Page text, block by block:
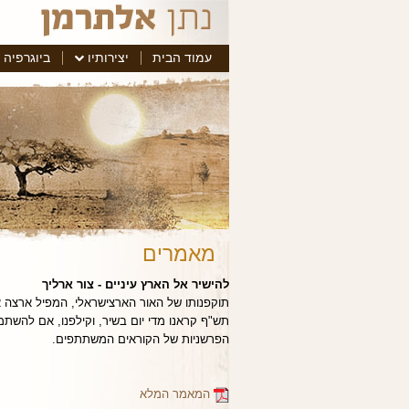
עמוד הבית יצירותיו ביוגרפיה
מאמרים
להישיר אל הארץ עיניים - צור ארליך
תוקפנותו של האור הארצישראלי, המפיל
תש"ף קראנו מדי יום בשיר, וקילפנו, אם
הפרשניות של הקוראים המשתתפים.
המאמר המלא